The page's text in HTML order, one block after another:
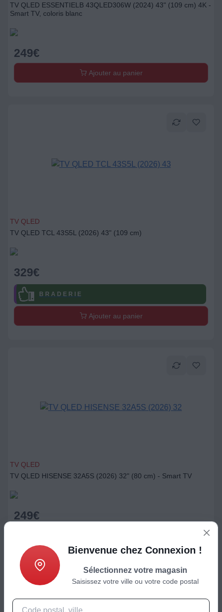
TV QLED ESSENTIELB 43QLED306W (2024) 43" (109 cm) 4K -
Smart TV, coloris blanc
249€
Ajouter au panier
TV QLED
TV QLED TCL 43S5L (2026) 43" (109 cm)
329€
B R A D E R I E
Ajouter au panier
TV QLED
TV QLED HISENSE 32A5S (2026) 32" (80 cm) - Smart TV
249€
Bienvenue chez Connexion !
Sélectionnez votre magasin
Saisissez votre ville ou votre code postal